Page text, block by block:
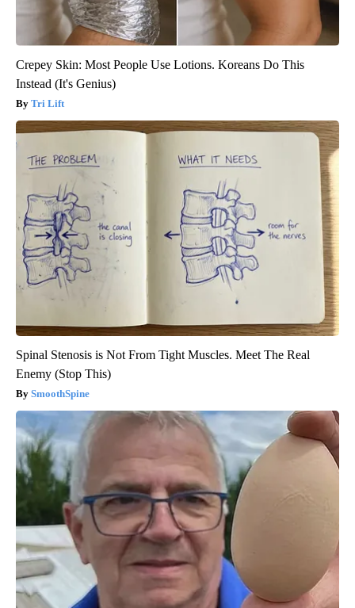
Crepey Skin: Most People Use Lotions. Koreans Do This
Instead (It's Genius)
Tri Lift
Spinal Stenosis is Not From Tight Muscles. Meet The Real
Enemy (Stop This)
SmoothSpine